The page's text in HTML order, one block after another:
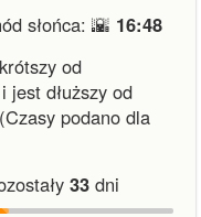
słońca: 🌇 16:48
od
i jest dłuższy od
(Czasy podano dla
33 dni